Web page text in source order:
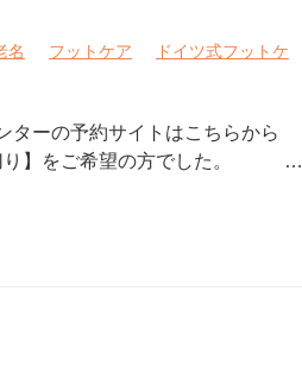
名 フットケア
ドイツ式フットケ
ターの予約サイトはこちらから
切り】をご希望の方でした。 …